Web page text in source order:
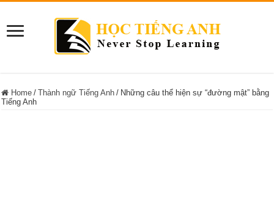
Home / Thành ngữ Tiếng Anh / Những câu thể hiện sự “đường mật” bằng
Tiếng Anh